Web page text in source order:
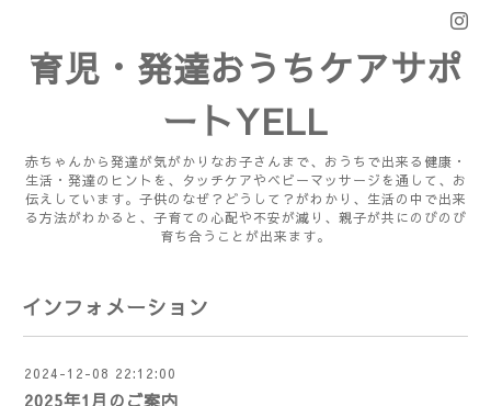
育児・発達おうちケアサポ
ートYELL
赤ちゃんから発達が気がかりなお子さんまで、おうちで出来る健康・
生活・発達のヒントを、タッチケアやベビーマッサージを通して、お
伝えしています。子供のなぜ？どうして？がわかり、生活の中で出来
る方法がわかると、子育ての心配や不安が減り、親子が共にのびのび
育ち合うことが出来ます。
インフォメーション
2024-12-08 22:12:00
2025年1月のご案内